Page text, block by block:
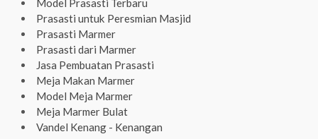
Model Prasasti Terbaru
Prasasti untuk Peresmian Masjid
Prasasti Marmer
Prasasti dari Marmer
Jasa Pembuatan Prasasti
Meja Makan Marmer
Model Meja Marmer
Meja Marmer Bulat
Vandel Kenang - Kenangan